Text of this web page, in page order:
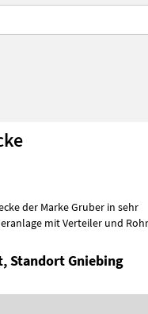
der Marke Gruber in sehr
Standort Gniebing